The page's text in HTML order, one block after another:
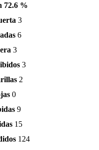
72.6 %
3
6
3
3
2
0
9
15
124